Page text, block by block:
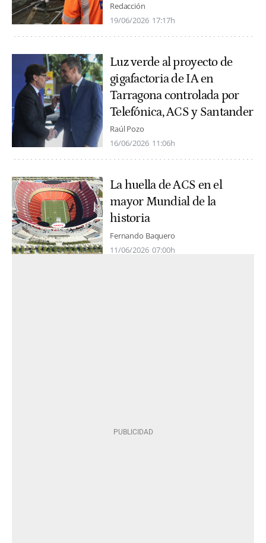
Redacción
19/06/2026 17:17h
Luz verde al proyecto de
gigafactoria de IA en
Tarragona controlada por
Telefónica, ACS y Santander
Raúl Pozo
16/06/2026 11:06h
La huella de ACS en el
mayor Mundial de la
historia
Fernando Baquero
11/06/2026 07:00h